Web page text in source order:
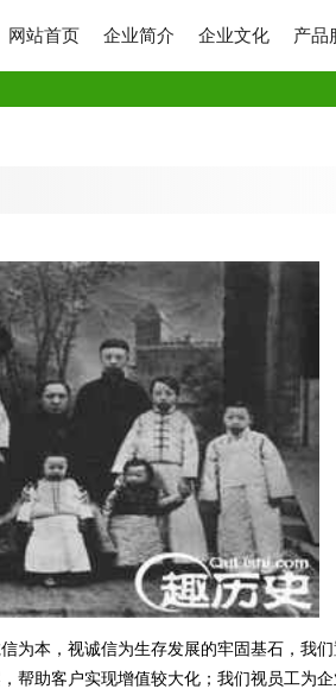
网站首页 企业简介 企业文化 产品
为本，视诚信为生存发展的牢固基石，我们
帮助客户实现增值较大化；我们视员工为